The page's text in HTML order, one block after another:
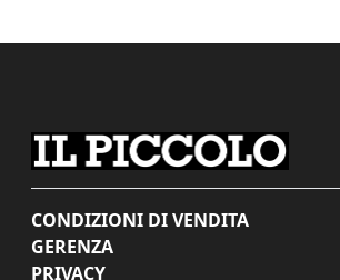
CONDIZIONI DI VENDITA
GERENZA
PRIVACY